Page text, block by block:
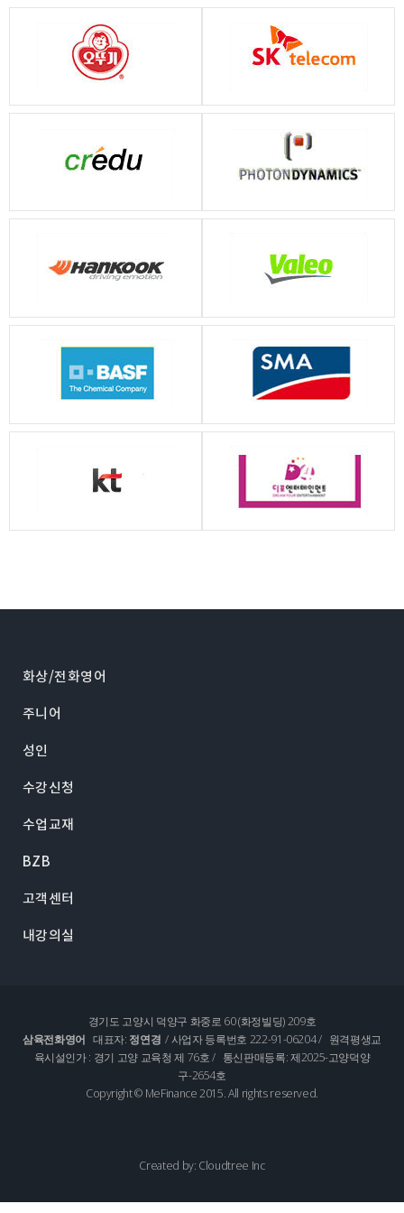
화상/전화영어
주니어
성인
수강신청
수업교재
BZB
고객센터
내강의실
경기도 고양시 덕양구 화중로 60 (화정빌딩) 209호
삼육전화영어 대표자: 정연경 / 사업자 등록번호 222-91-06204 / 원격평생교
육시설인가 : 경기 고양 교육청 제 76호 / 통신판매등록: 제2025-고양덕양
구-2654호
Copyright © MeFinance 2015. All rights reserved.
Created by: Cloudtree Inc